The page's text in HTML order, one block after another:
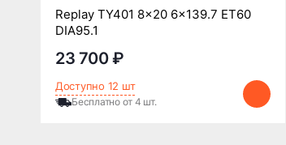
Replay TY401 8x20 6x139.7 ET60
DIA95.1
23 700 ₽
Доступно 12 шт
Бесплатно от 4 шт.